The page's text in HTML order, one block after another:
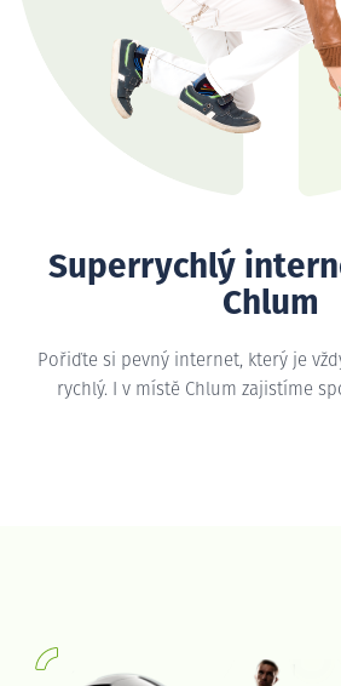
Superrychlý
Chlum
Pořiďte si pevný internet, který je
rychlý. I v místě Chlum zajistíme